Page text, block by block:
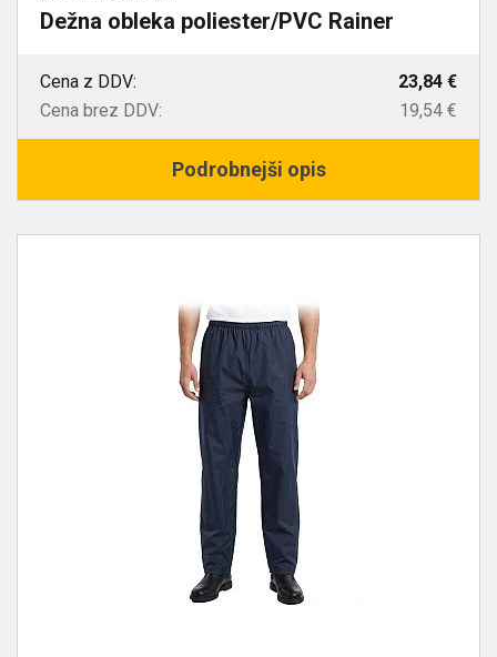
Dežna obleka poliester/PVC Rainer
Cena z DDV:
23,84 €
Cena brez DDV:
19,54 €
Podrobnejši opis